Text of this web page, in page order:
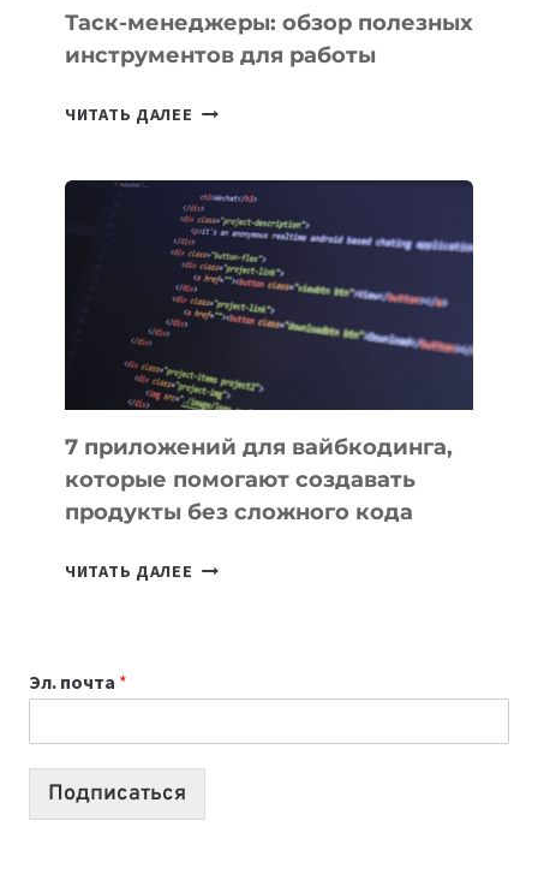
СЕГОДНЯ
Таск-менеджеры: обзор полезных
инструментов для работы
ЧИТАТЬ ДАЛЕЕ ТАСК-
ПОЛЕЗНЫХ
ИНСТРУМЕНТОВ
ДЛЯ
РАБОТЫ
7 приложений для вайбкодинга,
которые помогают создавать
продукты без сложного кода
ЧИТАТЬ ДАЛЕЕ
СОЗДАВАТЬ
ПРОДУКТЫ
Эл. почта *
Подписаться